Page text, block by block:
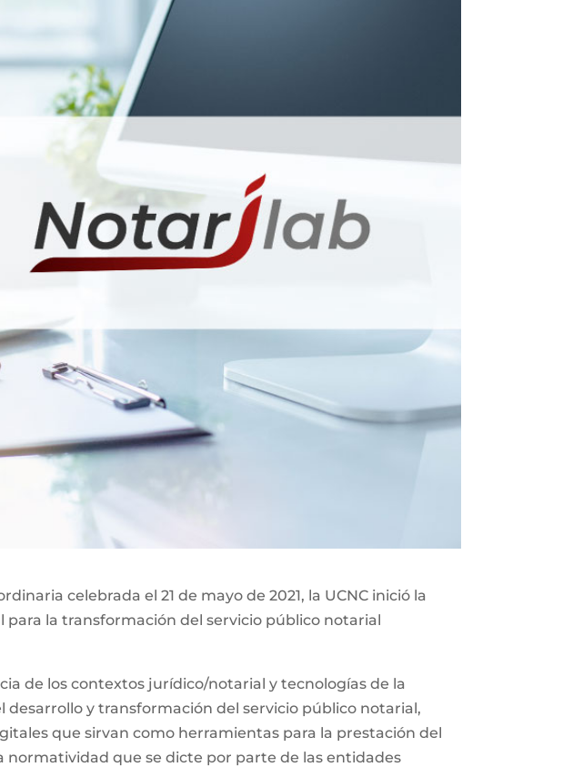
celebrada el 21 de mayo de 2021, la UCNC inició la
la transformación del servicio público notarial
de los contextos jurídico/notarial y tecnologías de la
y transformación del servicio público notarial,
que sirvan como herramientas para la prestación del
normatividad que se dicte por parte de las entidades